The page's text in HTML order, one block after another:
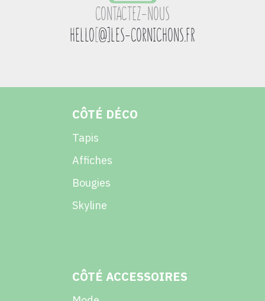
CONTACTEZ-NOUS
HELLO[@]LES-CORNICHONS.FR
CÔTÉ DÉCO
Tapis
Affiches
Bougies
Skyline
CÔTÉ ACCESSOIRES